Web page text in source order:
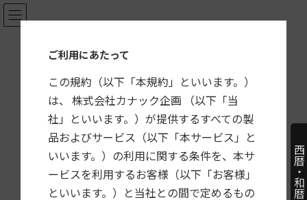
コ
ン
ナ
ビ
ヴェゼル 西暦・和暦
ご利用にあたって
この規約（以下「本規約」といいます。）
は、 株式会社カナック企画 （以下「当
社」といいます。）が提供するすべての製
品およびサービス（以下「本サービス」と
いいます。）の利用に関する条件を、本サ
ービスを利用するお客様（以下「お客様」
といいます。）と当社との間で定めるもの